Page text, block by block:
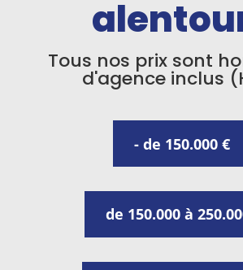
Tous nos prix sont
d'agence inclus
- de 150.000 €
de 150.000 à